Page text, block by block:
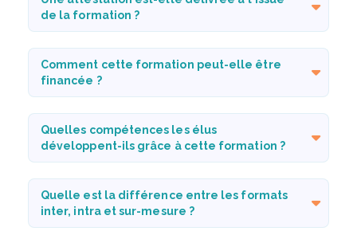
de la formation ?
Comment cette formation peut-elle être
financée ?
Quelles compétences les élus
développent-ils grâce à cette formation ?
Quelle est la différence entre les formats
inter, intra et sur-mesure ?